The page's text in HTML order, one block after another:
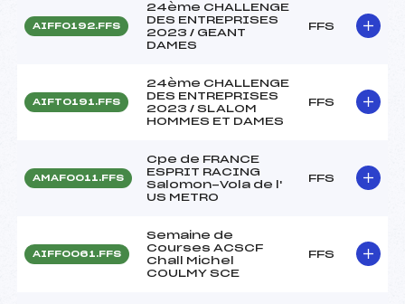
AIFF0192.FFS
24ème CHALLENGE
DES ENTREPRISES
2023 / GEANT
DAMES
FFS
AIFT0191.FFS
24ème CHALLENGE
DES ENTREPRISES
2023 / SLALOM
HOMMES ET DAMES
FFS
AMAF0011.FFS
Cpe de FRANCE
ESPRIT RACING
Salomon-Vola de l'
US METRO
FFS
AIFF0061.FFS
Semaine de
Courses ACSCF
Chall Michel
COULMY SCE
FFS